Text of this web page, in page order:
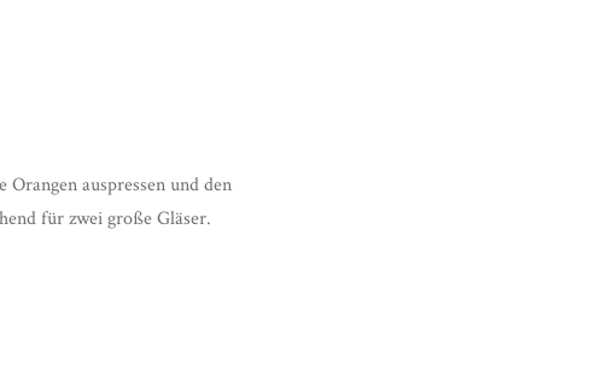
auspressen und den
für zwei große Gläser.